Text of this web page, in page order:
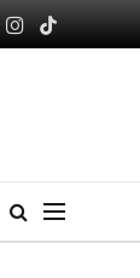
Instagram
TikTok